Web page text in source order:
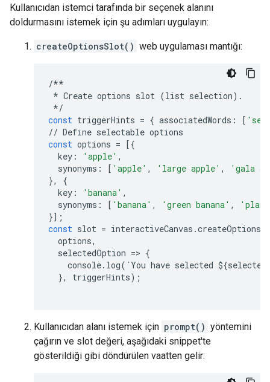
Kullanıcıdan istemci tarafında bir seçenek alanını
doldurmasını istemek için şu adımları uygulayın:
createOptionsSlot() web uygulaması mantığı:
/**
* Create options slot (list selection) .
*/
const triggerHints = { associatedWords : [
// Define selectable options
const options = [{
key : 'apple' ,
synonyms : [ 'apple' , 'large apple' ,
'gala
},
{
key : 'banana' ,
synonyms : [ 'banana' , 'green banana' ,
}];
const slot = interactiveCanvas .
options,
selectedOption => {
console. log( `You have selected ${
},
triggerHints);
Kullanıcıdan alanı istemek için prompt() yöntemini
çağırın ve slot değeri, aşağıdaki snippet'te
gösterildiği gibi döndürülen vaatten gelir: